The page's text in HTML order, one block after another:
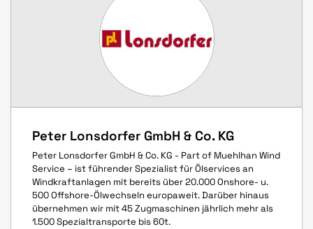
Peter Lonsdorfer GmbH & Co. KG
Peter Lonsdorfer GmbH & Co. KG - Part of Muehlhan Wind
Service – ist führender Spezialist für Ölservices an
Windkraftanlagen mit bereits über 20.000 Onshore- u.
500 Offshore-Ölwechseln europaweit. Darüber hinaus
übernehmen wir mit 45 Zugmaschinen jährlich mehr als
1.500 Spezialtransporte bis 60t.